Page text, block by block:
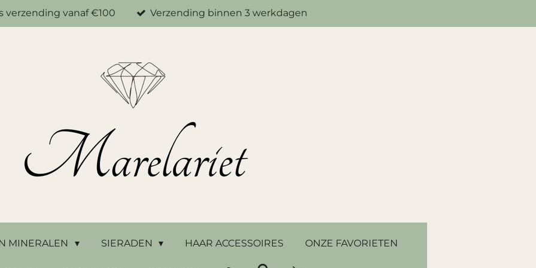
verzending vanaf €100 Verzending binnen 3 werkdagen
MINERALEN SIERADEN HAAR ACCESSOIRES ONZE FAVORIETEN